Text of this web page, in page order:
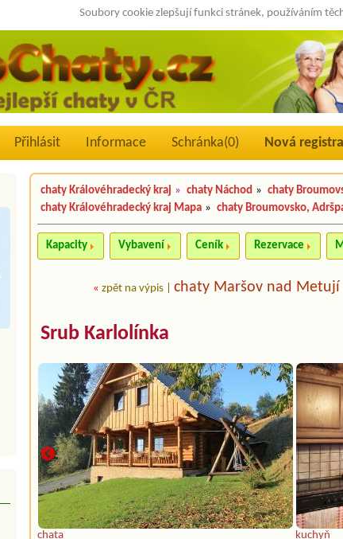
Soubory cookie zlepšují funkci stránek, používáním
Přihlásit Informace Schránka(0) Nová
chaty Královéhradecký kraj » chaty Náchod » chaty
chaty Královéhradecký kraj Mapa » chaty Broumovsko,
Kapacity Vybavení Ceník Rezervace
«zpět na výpis |chaty Maršov nad Metují
Srub Karlolínka
chata kuchyň